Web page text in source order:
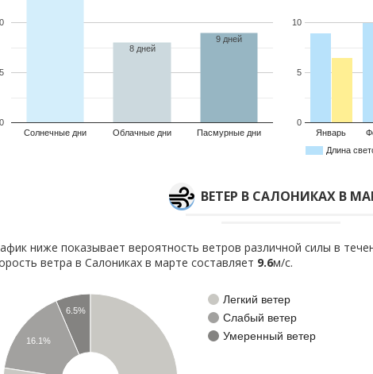
Солнечные дни Облачные дни Пасмурные дни
0
5
8 дней
9 дней
Длина
Январь
0
5
10
ВЕТЕР В САЛОНИКАХ В
ниже показывает вероятность ветров различной силы в
ветра в Салониках в марте составляет 9.6м/с.
Легкий ветер
Слабый ветер
Умеренный ветер
6.5%
16.1%